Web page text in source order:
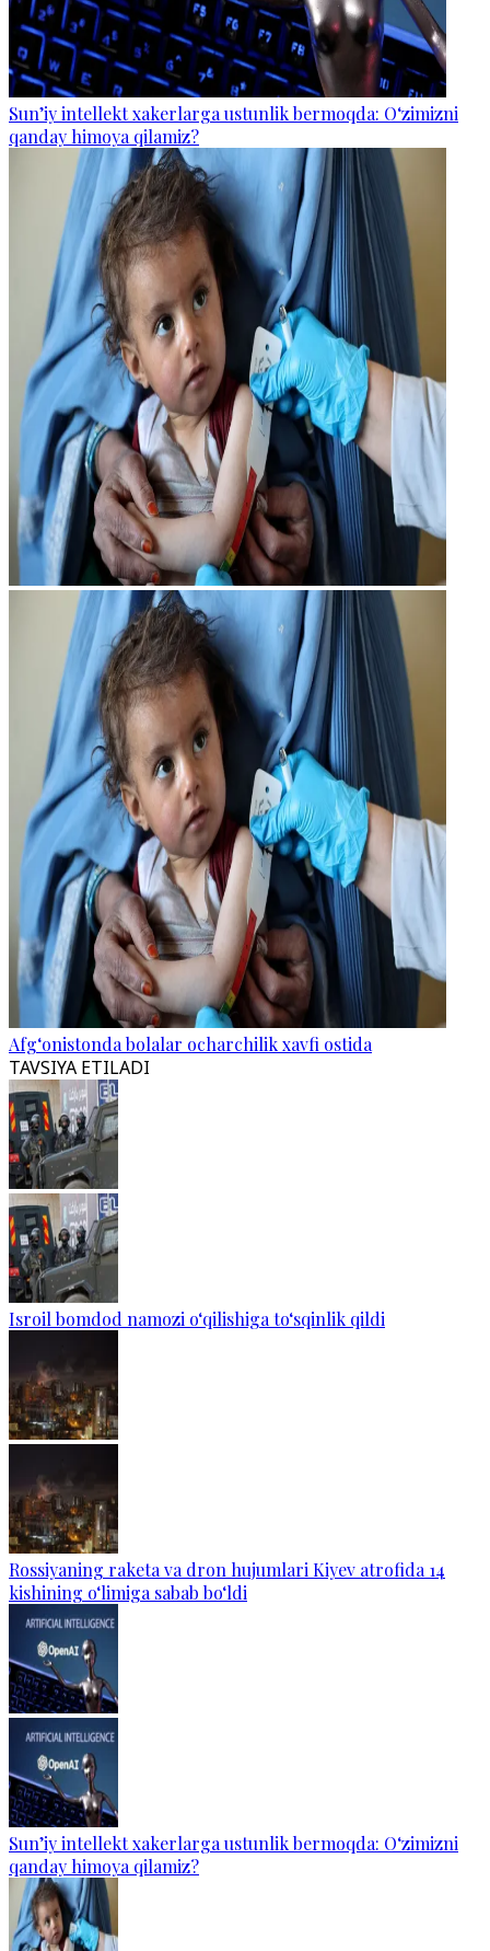
Sun’iy intellekt xakerlarga ustunlik bermoqda: O‘zimizni
qanday himoya qilamiz?
Afg‘onistonda bolalar ocharchilik xavfi ostida
TAVSIYA ETILADI
Isroil bomdod namozi o‘qilishiga to‘sqinlik qildi
Rossiyaning raketa va dron hujumlari Kiyev atrofida 14
kishining o‘limiga sabab bo‘ldi
Sun’iy intellekt xakerlarga ustunlik bermoqda: O‘zimizni
qanday himoya qilamiz?